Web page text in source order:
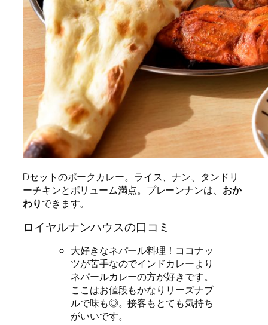
Dセットのポークカレー。ライス、ナン、タンドリ
ーチキンとボリューム満点。プレーンナンは、 おか
わりできます。
ロイヤルナンハウスの口コミ
大好きなネパール料理！ココナッ
ツが苦手なのでインドカレーより
ネパールカレーの方が好きです。
ここはお値段もかなりリーズナブ
ルで味も◎。接客もとても気持ち
がいいです。